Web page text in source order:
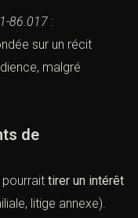
86.017 :
sur un récit
malgré
de
tirer un intérêt
litige annexe).